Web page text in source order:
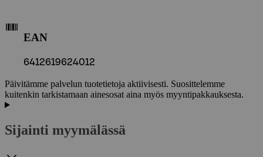
EAN
6412619624012
Päivitämme palvelun tuotetietoja aktiivisesti. Suosittelemme
kuitenkin tarkistamaan ainesosat aina myös myyntipakkauksesta.
Sijainti myymälässä